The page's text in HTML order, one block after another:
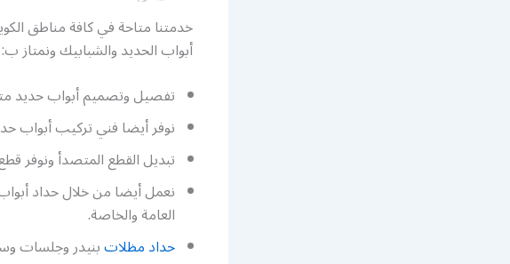
خدمتنا متاحة في كافة مناطق
أبواب الحديد والشبابيك ونمتاز ب:
تفصيل وتصميم أبواب حديد
نوفر أيضا فني تركيب أبواب
تبديل القطع المتصدأ ونوفر
نعمل أيضا من خلال حداد
العامة والخاصة.
حداد مظلاتبنيدر وجلسات